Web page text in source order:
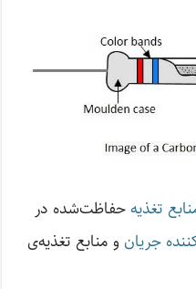
تغذیهحفاظت‌شده در
جریان و منابع تغذیه‌ی